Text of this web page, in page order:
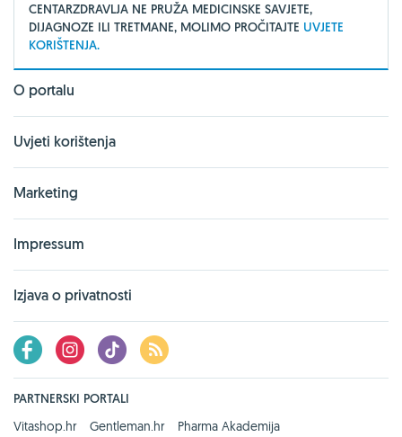
CENTARZDRAVLJA NE PRUŽA MEDICINSKE SAVJETE,
DIJAGNOZE ILI TRETMANE, MOLIMO PROČITAJTE UVJETE
KORIŠTENJA.
O portalu
Uvjeti korištenja
Marketing
Impressum
Izjava o privatnosti
PARTNERSKI PORTALI
Vitashop.hr
Gentleman.hr
Pharma Akademija